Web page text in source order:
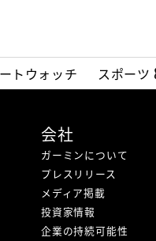
トウォッチ スポーツ
会社
ガーミンについて
プレスリリース
メディア掲載
投資家情報
企業の持続可能性